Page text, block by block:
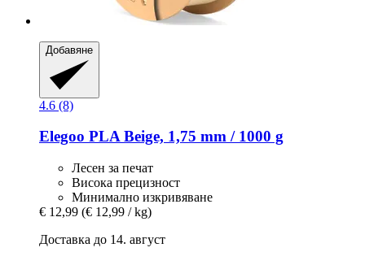
Добавяне
4.6 (8)
Elegoo PLA Beige, 1,75 mm / 1000 g
Лесен за печат
Висока прецизност
Минимално изкривяване
€ 12,99 (€ 12,99 / kg)
Доставка до 14. август